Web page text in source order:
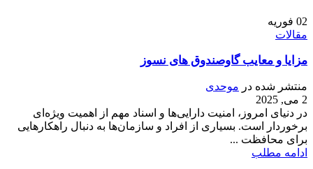
02 فوریه
مقالات
مزایا و معایب گاوصندوق های نسوز
منتشر شده در موحدی
2 می, 2025
در دنیای امروز، امنیت دارایی‌ها و اسناد مهم از اهمیت ویژه‌ای
برخوردار است. بسیاری از افراد و سازمان‌ها به دنبال راهکارهایی
برای محافظت ...
ادامه مطلب